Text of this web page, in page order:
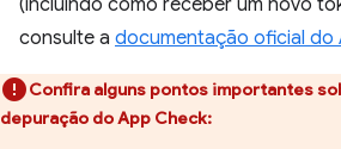
(incluindo como receber um novo
consulte a documentação oficial do
Confira alguns pontos importantes
depuração do App Check: